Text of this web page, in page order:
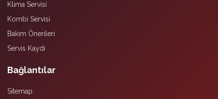
Klima Servisi
Kombi Servisi
Bakım Önerileri
Servis Kaydı
Bağlantılar
Sitemap